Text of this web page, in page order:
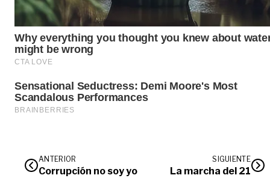
ANTERIOR
Corrupción no soy yo
SIGUIENTE
La marcha del 21